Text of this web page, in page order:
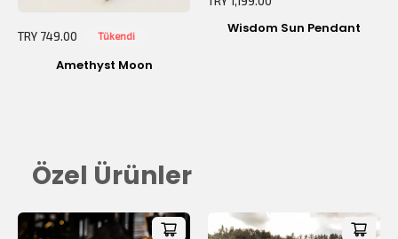
TRY 749.00 Tükendi
Amethyst Moon
Wisdom Sun Pendant
Özel Ürünler
Sepetiniz Boş!